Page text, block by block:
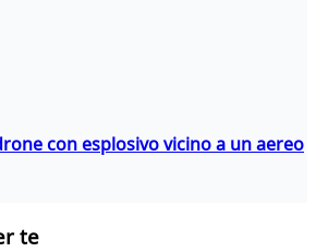
con esplosivo vicino a un aereo
te